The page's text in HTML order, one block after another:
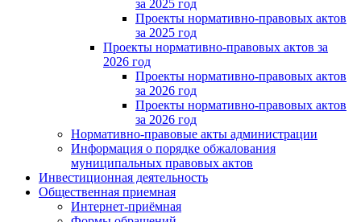
за 2025 год
Проекты нормативно-правовых актов
за 2025 год
Проекты нормативно-правовых актов за
2026 год
Проекты нормативно-правовых актов
за 2026 год
Проекты нормативно-правовых актов
за 2026 год
Нормативно-правовые акты администрации
Информация о порядке обжалования
муниципальных правовых актов
Инвестиционная деятельность
Общественная приемная
Интернет-приёмная